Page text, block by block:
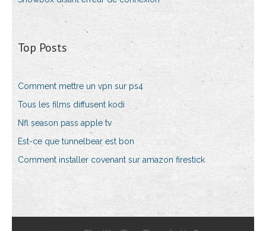
Top Posts
Comment mettre un vpn sur ps4
Tous les films diffusent kodi
Nfl season pass apple tv
Est-ce que tunnelbear est bon
Comment installer covenant sur amazon firestick